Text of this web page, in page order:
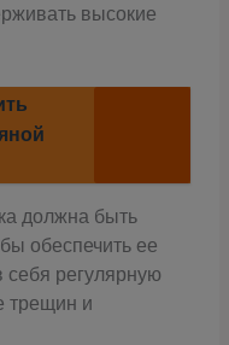
высокие
должна быть
обеспечить ее
себя регулярную
трещин и